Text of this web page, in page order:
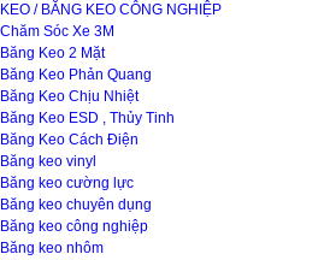
KEO / BĂNG KEO CÔNG NGHIỆP
Chăm Sóc Xe 3M
Băng Keo 2 Mặt
Băng Keo Phản Quang
Băng Keo Chịu Nhiệt
Băng Keo ESD , Thủy Tinh
Băng Keo Cách Điện
Băng keo vinyl
Băng keo cường lực
Băng keo chuyên dụng
Băng keo công nghiệp
Băng keo nhôm